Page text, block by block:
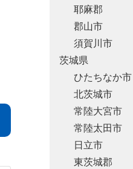
耶麻郡
郡山市
須賀川市
茨城県
ひたちなか市
北茨城市
常陸大宮市
常陸太田市
日立市
東茨城郡